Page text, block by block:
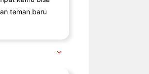
teman baru